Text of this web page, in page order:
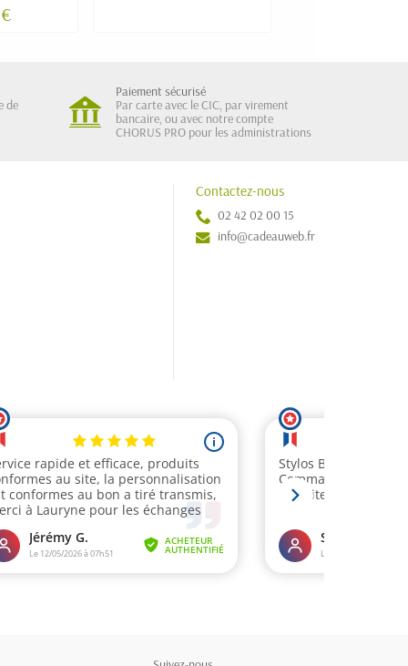
de
Paiement sécurisé
Par carte avec le CIC, par virement
bancaire, ou avec notre compte
CHORUS PRO pour les administrations
Contactez-nous
02 42 02 00 15
info@cadeauweb.fr